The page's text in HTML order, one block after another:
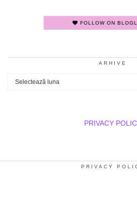
FOLLOW ON
ARHIVE
Arhive
PRIVACY
PRIVACY